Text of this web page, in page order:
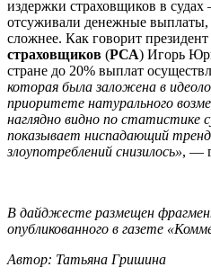
издержки страховщиков в
отсуживали денежные выплаты,
сложнее. Как говорит президент
страховщиков (РСА) Игорь
стране до 20% выплат
которая была заложена в
приоритете натурального
наглядно видно по статистике
показывает ниспадающий
злоупотреблений снизилось», —
В дайджесте размещен
опубликованного в газете
Автор: Татьяна Гришина